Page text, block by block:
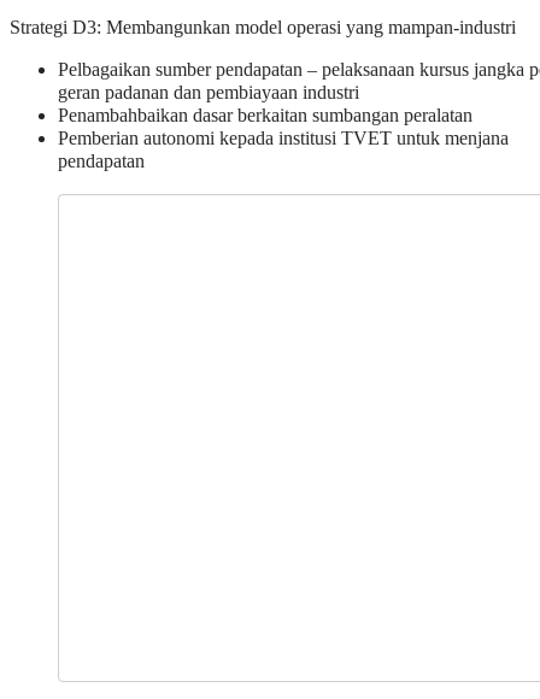
Strategi D3: Membangunkan model operasi yang mampan-industri
Pelbagaikan sumber pendapatan – pelaksanaan kursus jangka
geran padanan dan pembiayaan industri
Penambahbaikan dasar berkaitan sumbangan peralatan
Pemberian autonomi kepada institusi TVET untuk menjana
pendapatan